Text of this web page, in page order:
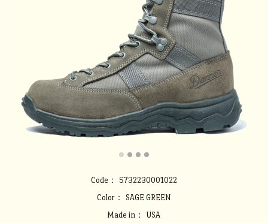
Code：
5732230001022
Color：
SAGE GREEN
Made in：
USA